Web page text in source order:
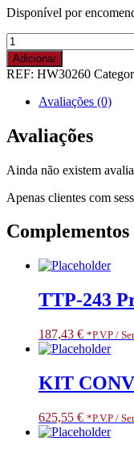
Disponível por
Quantidade
de
KIT,
WASHER
CRES
.253
BAG
RESTRICTED
CLASS
ONLY
SPECIALIZED
PARTNERS
Adicionar
REF: HW30260
Avaliações (0)
Avaliações
Ainda não existem
Apenas clientes com
Complementos
TTP-243
187,43 € *P.V.P /
KIT
625,55 € *P.V.P /